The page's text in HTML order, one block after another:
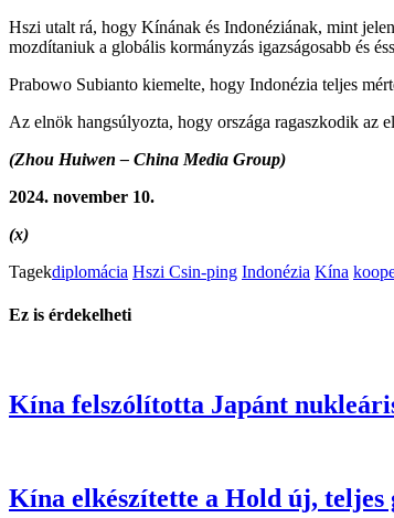
Hszi utalt rá, hogy Kínának és Indonéziának, mint
mozdítaniuk a globális kormányzás igazságosabb és
Prabowo Subianto kiemelte, hogy Indonézia teljes
Az elnök hangsúlyozta, hogy országa ragaszkodik az
(Zhou Huiwen – China Media Group)
2024. november 10.
(x)
Tagekdiplomácia Hszi Csin-ping Indonézia Kína
Ez is érdekelheti
Kína felszólította Japánt
Kína elkészítette a Hold új, teljes